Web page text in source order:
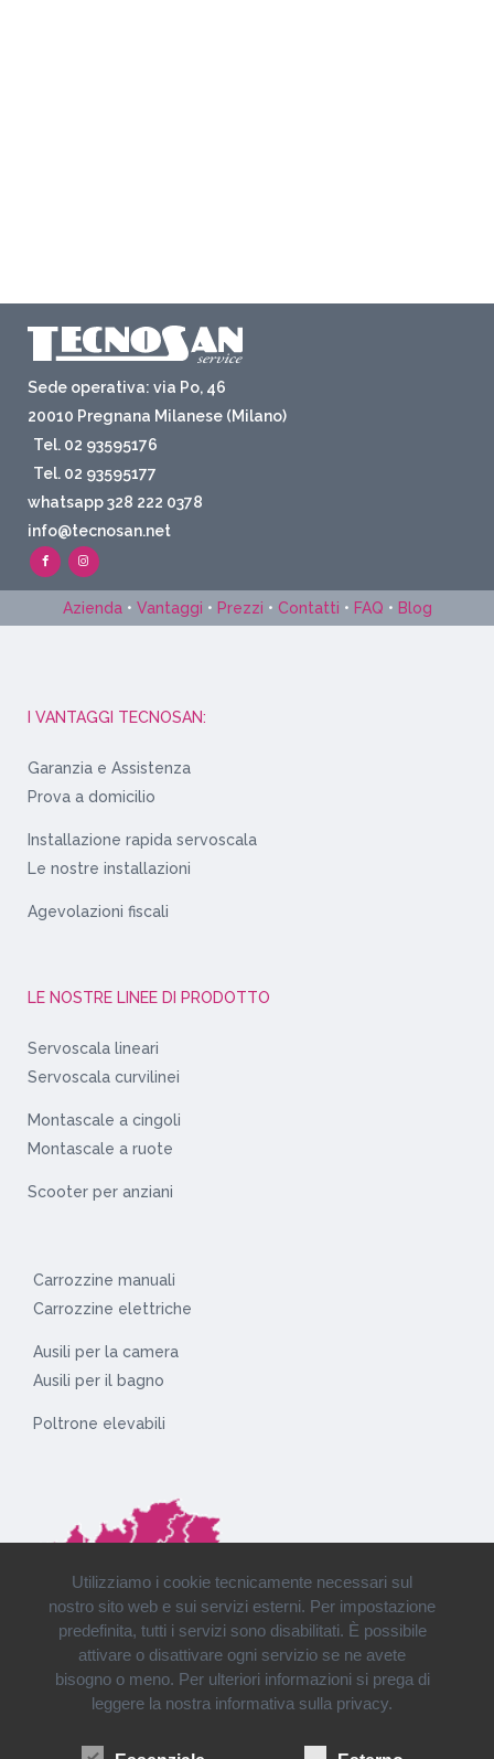
Sede operativa: via Po, 46
20010 Pregnana Milanese (Milano)
Tel. 02 93595176
Tel. 02 93595177
whatsapp 328 222 0378
info@tecnosan.net
Azienda• Vantaggi • Prezzi • Contatti • FAQ • Blog
I VANTAGGI TECNOSAN:
Garanzia e Assistenza
Prova a domicilio
Installazione rapida servoscala
Le nostre installazioni
Agevolazioni fiscali
LE NOSTRE LINEE DI PRODOTTO
Servoscala lineari
Servoscala curvilinei
Montascale a cingoli
Montascale a ruote
Scooter per anziani
Carrozzine manuali
Carrozzine elettriche
Ausili per la camera
Ausili per il bagno
Poltrone elevabili
Installazioni e consegne in tutto il Nord Italia
Utilizziamo i cookie tecnicamente necessari sul
nostro sito web e sui servizi esterni. Per impostazione
predefinita, tutti i servizi sono disabilitati. È possibile
attivare o disattivare ogni servizio se ne avete
bisogno o meno. Per ulteriori informazioni si prega di
leggere la nostra informativa sulla privacy.